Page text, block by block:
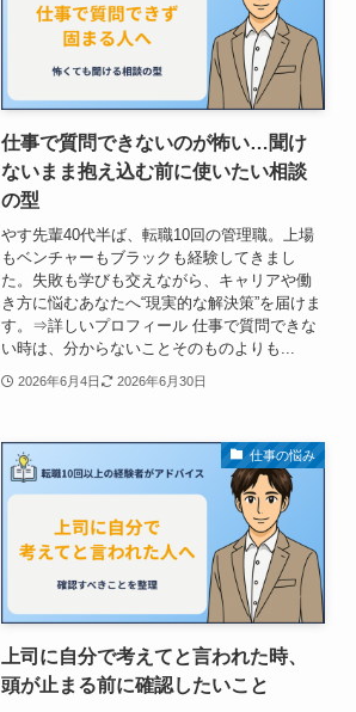
仕事で質問できないのが怖い…聞け
ないまま抱え込む前に使いたい相談
の型
やす先輩40代半ば、転職10回の管理職。上場
もベンチャーもブラックも経験してきまし
た。失敗も学びも交えながら、キャリアや働
き方に悩むあなたへ“現実的な解決策”を届けま
す。⇒詳しいプロフィール 仕事で質問できな
い時は、分からないことそのものよりも...
2026年6月4日 2026年6月30日
仕事の悩み
上司に自分で考えてと言われた時、
頭が止まる前に確認したいこと